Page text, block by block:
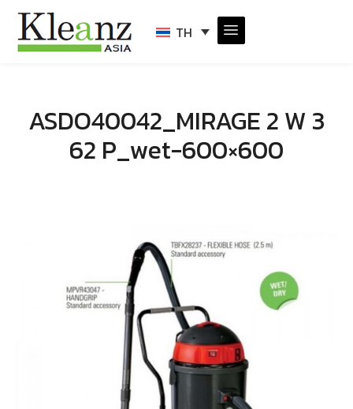
TH
ASDO40042_MIRAGE 2 W 3
62 P_wet-600×600